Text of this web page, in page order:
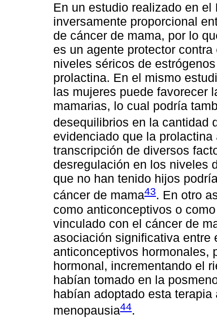
En un estudio realizado en
inversamente proporcional
de cáncer de mama, por lo
es un agente protector
niveles séricos de
prolactina. En el mismo
las mujeres puede favorecer
mamarias, lo cual podría
desequilibrios en la cantidad
evidenciado que la
transcripción de diversos
desregulación en los niveles
que no han tenido hijos
cáncer de mama43. En otro
como anticonceptivos o
vinculado con el cáncer de
asociación significativa entre
anticonceptivos hormonales,
hormonal, incrementando el
habían tomado en la
habían adoptado esta
menopausia44.